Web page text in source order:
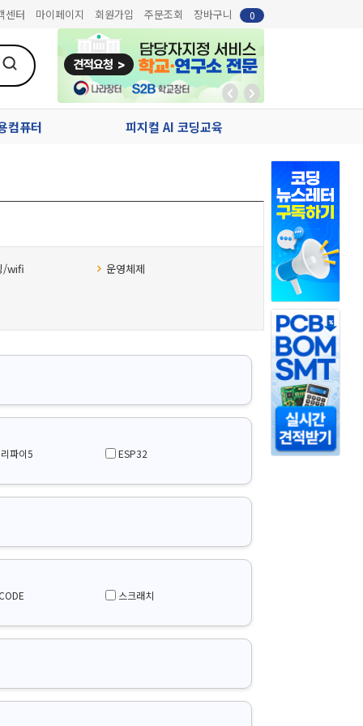
센터 마이페이지 회원가입 주문조회 장바구니 0
컴퓨터 피지컬 AI 코딩교육
/wifi 운영체제
파이5 ESP32
스크래치